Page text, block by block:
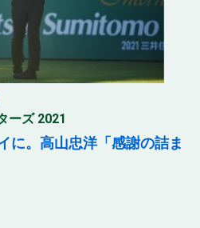
ーズ 2021
に。高山忠洋「感謝の詰ま